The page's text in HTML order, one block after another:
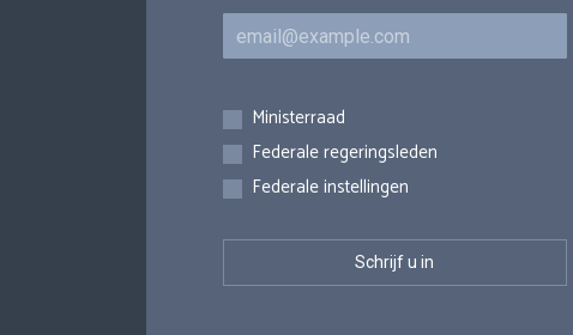
E-mail
Inschrijvingen
Ministerraad
Federale regeringsleden
Federale instellingen